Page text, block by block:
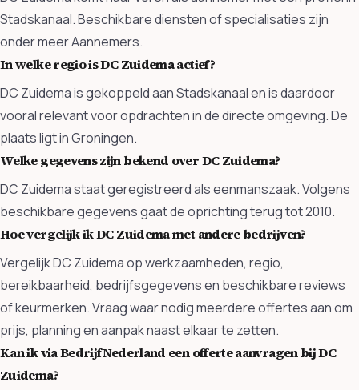
Stadskanaal. Beschikbare diensten of specialisaties zijn
onder meer Aannemers.
In welke regio is DC Zuidema actief?
DC Zuidema is gekoppeld aan Stadskanaal en is daardoor
vooral relevant voor opdrachten in de directe omgeving. De
plaats ligt in Groningen.
Welke gegevens zijn bekend over DC Zuidema?
DC Zuidema staat geregistreerd als eenmanszaak. Volgens
beschikbare gegevens gaat de oprichting terug tot 2010.
Hoe vergelijk ik DC Zuidema met andere bedrijven?
Vergelijk DC Zuidema op werkzaamheden, regio,
bereikbaarheid, bedrijfsgegevens en beschikbare reviews
of keurmerken. Vraag waar nodig meerdere offertes aan om
prijs, planning en aanpak naast elkaar te zetten.
Kan ik via BedrijfNederland een offerte aanvragen bij DC
Zuidema?